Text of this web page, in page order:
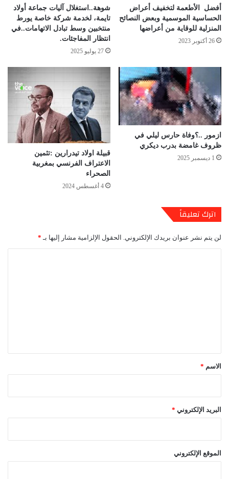
أفضل الأطعمة لتخفيف أعراض
الحساسية الموسمية وبعض النصائح
المنزلية للوقاية من أعراضها
26 أكتوبر 2023
شوهة..استغلال آليات جماعة أولاد
تايمة، لخدمة شركة خاصة يورط
منتخبين وسط تبادل الاتهامات..في
انتظار المفاجئات.
27 يوليو 2025
ازمور ..؟وفاة حارس ليلي في
ظروف غامضة بدرب ديكري
1 ديسمبر 2025
قبيلة اولاد تيدرارين :تثمين
الاعتراف الفرنسي بمغربية
الصحراء
4 أغسطس 2024
اترك تعليقاً
لن يتم نشر عنوان بريدك الإلكتروني. الحقول الإلزامية مشار إليها بـ *
*الاسم *
البريد الإلكتروني *
الموقع الإلكتروني